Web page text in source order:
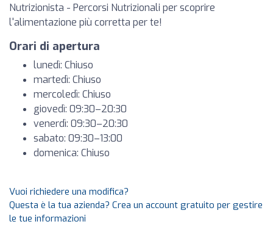
Nutrizionista - Percorsi Nutrizionali per scoprire
l'alimentazione più corretta per te!
Orari di apertura
lunedì: Chiuso
martedì: Chiuso
mercoledì: Chiuso
giovedì: 09:30–20:30
venerdì: 09:30–20:30
sabato: 09:30–13:00
domenica: Chiuso
Vuoi richiedere una modifica?
Questa è la tua azienda? Crea un account gratuito per gestire
le tue informazioni